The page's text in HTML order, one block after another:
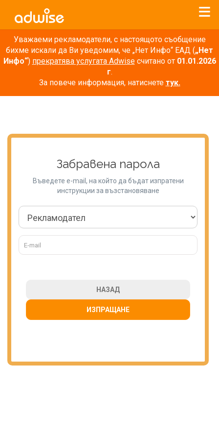
Уважаеми рекламодатели, с настоящото съобщение
бихме искали да Ви уведомим, че „Нет Инфо“ ЕАД („Нет
Инфо“) прекратява услугата Adwiseсчитано от 01.01.2026
г.
За повече информация, натиснете тук.
Забравена парола
Въведете e-mail, на който да бъдат изпратени
инструкции за възстановяване
НАЗАД
ИЗПРАЩАНЕ